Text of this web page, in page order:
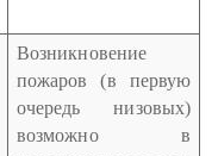
Возникновение
пожаров (в первую
очередь низовых)
возможно в